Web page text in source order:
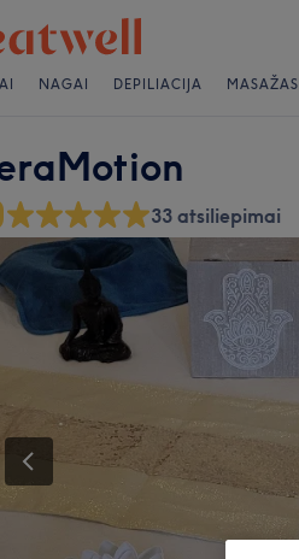
NAGAI DEPILIACIJA MASAŽAS
33 atsiliepimai